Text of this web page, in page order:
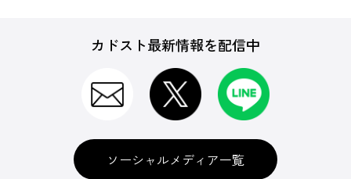
カドスト最新情報を配信中
ソーシャルメディア一覧